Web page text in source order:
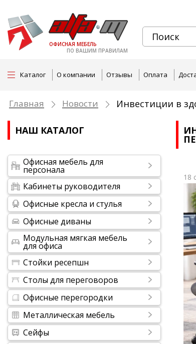
ОФИСНАЯ МЕБЕЛЬ
ПО ВАШИМ ПРАВИЛАМ
Каталог О компании Отзывы Оплата
Главная Новости Инвестиции в
НАШ КАТАЛОГ
Офисная мебель для
персонала
Кабинеты руководителя
Офисные кресла и стулья
Офисные диваны
Модульная мягкая мебель
для офиса
Стойки ресепшн
Столы для переговоров
Офисные перегородки
Металлическая мебель
Сейфы
18